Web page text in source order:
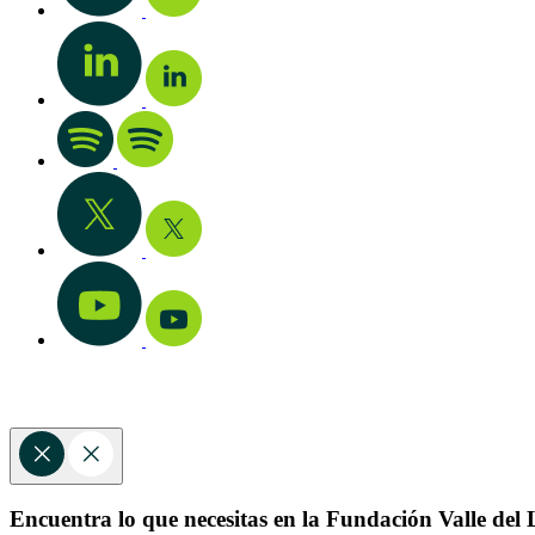
Encuentra lo que necesitas en la Fundación Valle del